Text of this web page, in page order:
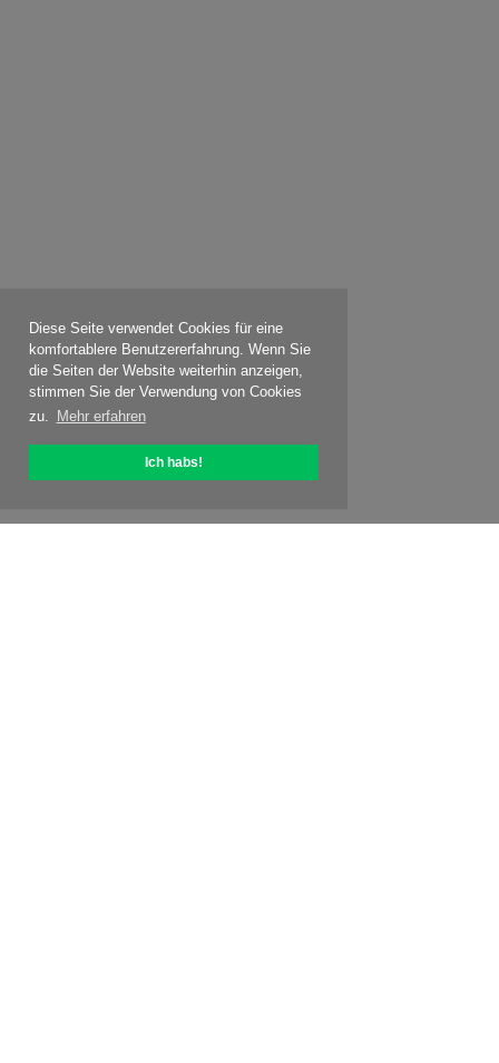
Diese Seite verwendet Cookies für eine
komfortablere Benutzererfahrung. Wenn Sie
die Seiten der Website weiterhin anzeigen,
stimmen Sie der Verwendung von Cookies
zu.
Mehr erfahren
Ich habs!